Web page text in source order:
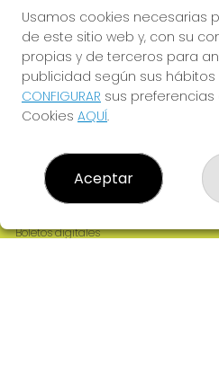
Imagen anterior
LOTERÍA MARTÍN MESA
Resultados
Contacto
Empresas
Boletos digitales
Usamos cookies necesarias
de este sitio web y, con su
propias y de terceros para
publicidad según sus
CONFIGURAR sus preferencias
Cookies AQUÍ.
Aceptar